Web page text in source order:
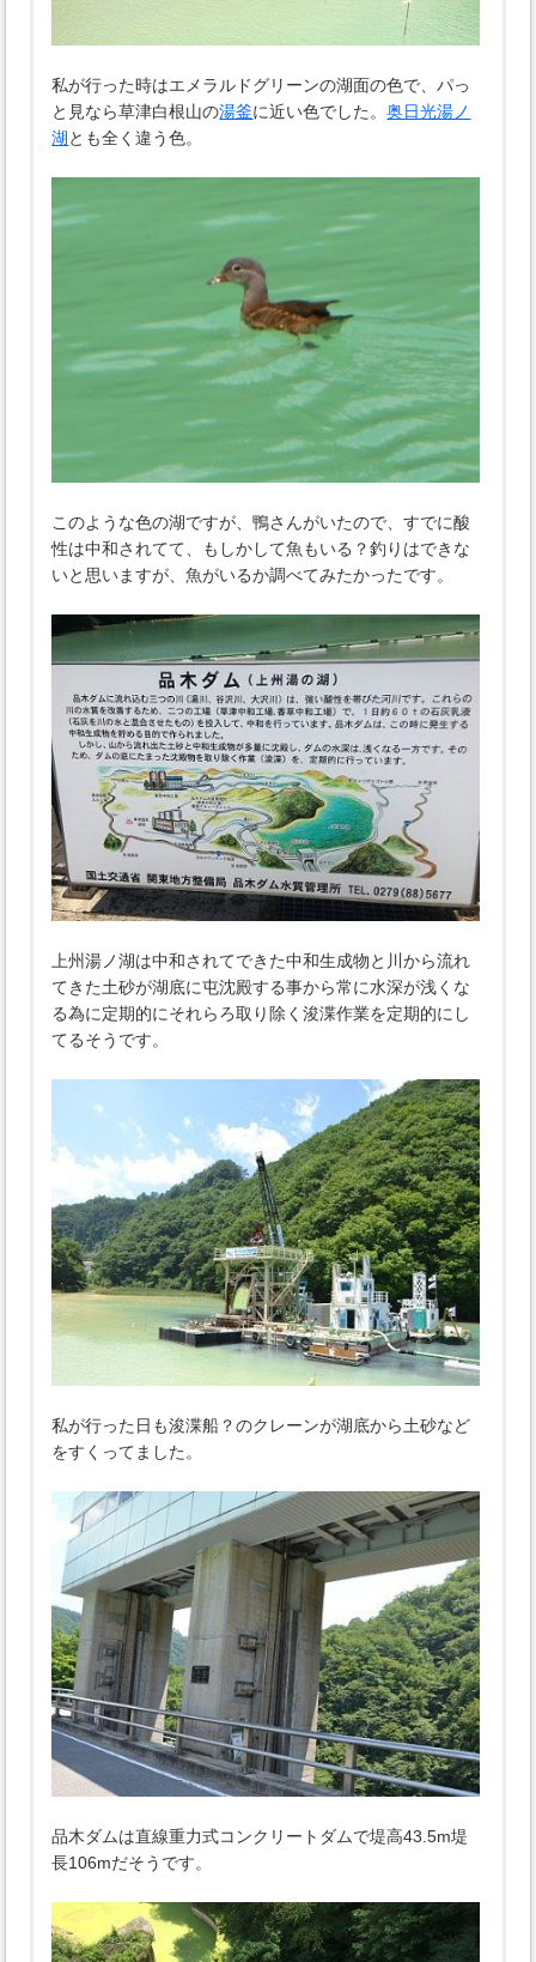
私が行った時はエメラルドグリーンの湖面の色で、パっ
と見なら草津白根山の湯釜に近い色でした。奥日光湯ノ
湖とも全く違う色。
このような色の湖ですが、鴨さんがいたので、すでに酸
性は中和されてて、もしかして魚もいる？釣りはできな
いと思いますが、魚がいるか調べてみたかったです。
上州湯ノ湖は中和されてできた中和生成物と川から流れ
てきた土砂が湖底に屯沈殿する事から常に水深が浅くな
る為に定期的にそれらろ取り除く浚渫作業を定期的にし
てるそうです。
私が行った日も浚渫船？のクレーンが湖底から土砂など
をすくってました。
品木ダムは直線重力式コンクリートダムで堤高43.5m堤
長106mだそうです。